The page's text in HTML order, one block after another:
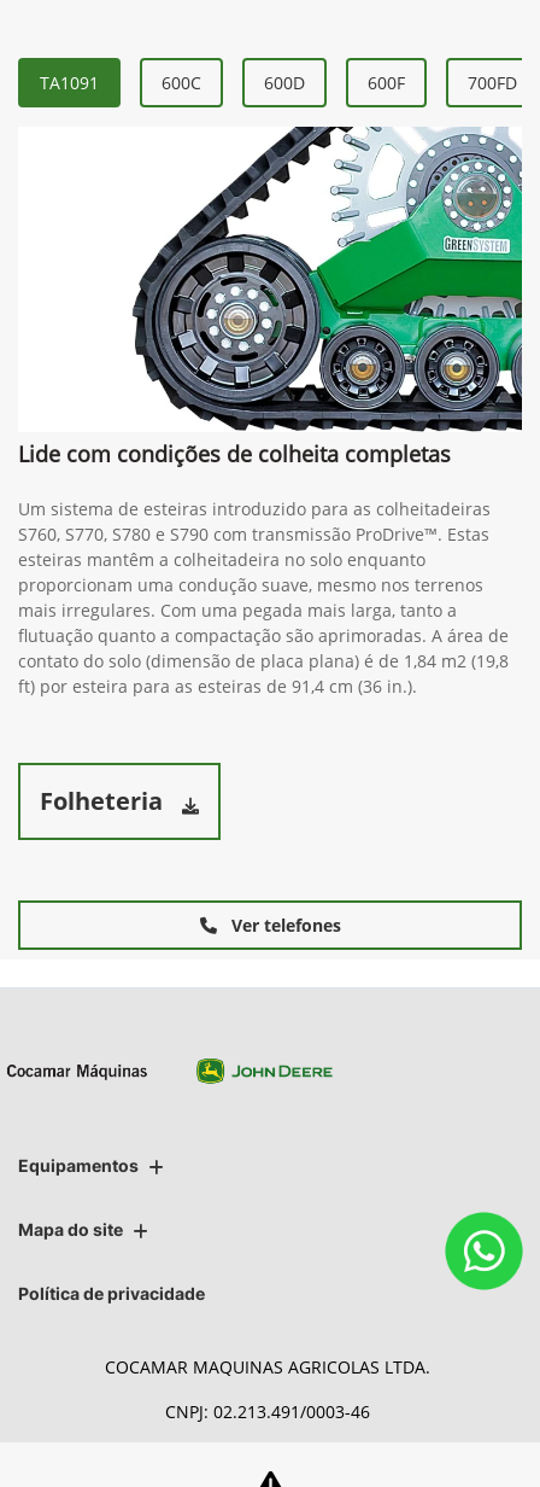
TA1091 600C 600D 600F 700FD
Lide com condições de colheita completas
Um sistema de esteiras introduzido para as colheitadeiras
S760, S770, S780 e S790 com transmissão ProDrive™. Estas
esteiras mantêm a colheitadeira no solo enquanto
proporcionam uma condução suave, mesmo nos terrenos
mais irregulares. Com uma pegada mais larga, tanto a
flutuação quanto a compactação são aprimoradas. A área de
contato do solo (dimensão de placa plana) é de 1,84 m2 (19,8
ft) por esteira para as esteiras de 91,4 cm (36 in.).
Folheteria
Ver telefones
Equipamentos
Mapa do site
Política de privacidade
COCAMAR MAQUINAS AGRICOLAS LTDA.
CNPJ: 02.213.491/0003-46